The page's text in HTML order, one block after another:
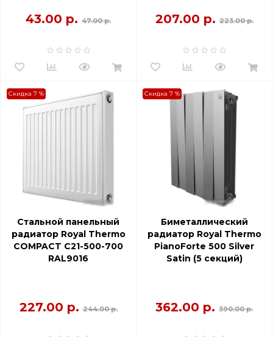
43.00 р. 47.00 р. 207.00 р. 223.00 р.
Скидка 7 %
Стальной панельный
радиатор Royal Thermo
COMPACT C21-500-700
RAL9016
227.00 р. 244.00 р.
Скидка 7 %
Биметаллический
радиатор Royal Thermo
PianoForte 500 Silver
Satin (5 секций)
362.00 р. 390.00 р.